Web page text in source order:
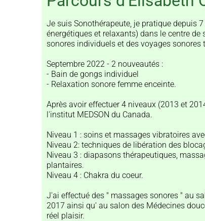
Je suis Sonothérapeute, je pratique depuis
énergétiques et relaxants) dans le centre
sonores individuels et des voyages sonores
Septembre 2022 - 2 nouveautés :
- Bain de gongs individuel
- Relaxation sonore femme enceinte.
Après avoir effectuer 4 niveaux (2013 et
l'institut MEDSON du Canada.
Niveau 1 : soins et massages vibratoires
Niveau 2: techniques de libération des
Niveau 3 : diapasons thérapeutiques,
plantaires.
Niveau 4 : Chakra du coeur.
J'ai effectué des " massages sonores " au
2017 ainsi qu' au salon des Médecines
réel plaisir.